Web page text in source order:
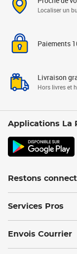
Localiser un
Paiements
Livraison
Hors livres et
Applications La
Restons
Services Pros
Envois Courrier